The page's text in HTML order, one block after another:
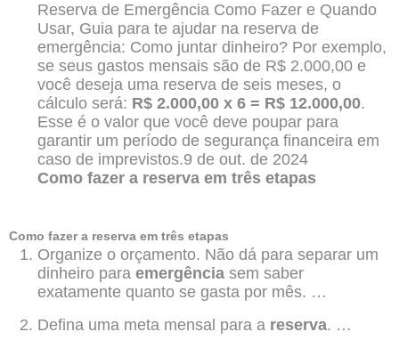
Reserva de Emergência Como Fazer e Quando
Usar, Guia para te ajudar na reserva de
emergência: Como juntar dinheiro? Por exemplo,
se seus gastos mensais são de R$ 2.000,00 e
você deseja uma reserva de seis meses, o
cálculo será: R$ 2.000,00 x 6 = R$ 12.000,00.
Esse é o valor que você deve poupar para
garantir um período de segurança financeira em
caso de imprevistos.9 de out. de 2024
Como fazer a reserva em três etapas
Como fazer a reserva em três etapas
Organize o orçamento. Não dá para separar um
dinheiro para emergência sem saber
exatamente quanto se gasta por mês. …
Defina uma meta mensal para a reserva. …